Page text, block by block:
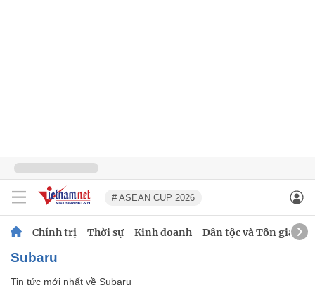
# ASEAN CUP 2026
Chính trị Thời sự Kinh doanh Dân tộc và Tôn giáo
Subaru
Tin tức mới nhất về Subaru